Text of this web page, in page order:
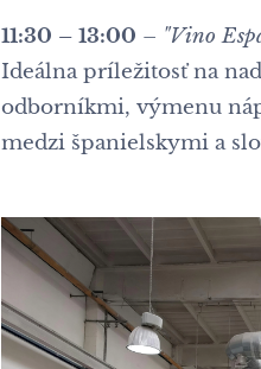
11:30 – 13:00 – "Vino
Ideálna príležitosť na
odborníkmi, výmenu
medzi španielskymi a